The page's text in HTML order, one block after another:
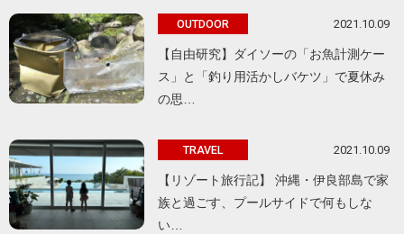
OUTDOOR 2021.10.09
【自由研究】ダイソーの「お魚計測ケー
ス」と「釣り用活かしバケツ」で夏休み
の思…
TRAVEL 2021.10.09
【リゾート旅行記】 沖縄・伊良部島で家
族と過ごす、プールサイドで何もしな
い…